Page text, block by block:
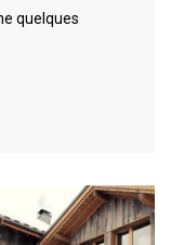
quelques